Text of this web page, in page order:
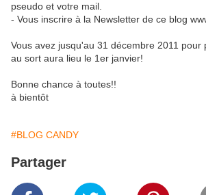
pseudo et votre mail.
- Vous inscrire à la Newsletter de ce blog
Vous avez jusqu'au 31 décembre 2011 pour
au sort aura lieu le 1er janvier!
Bonne chance à toutes!!
à bientôt
#BLOG CANDY
Partager